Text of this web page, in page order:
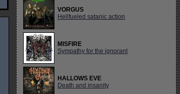
VORGUS
Hellfueled satanic action
MISFIRE
Sympathy for the ignorant
HALLOWS EVE
Death and insanity